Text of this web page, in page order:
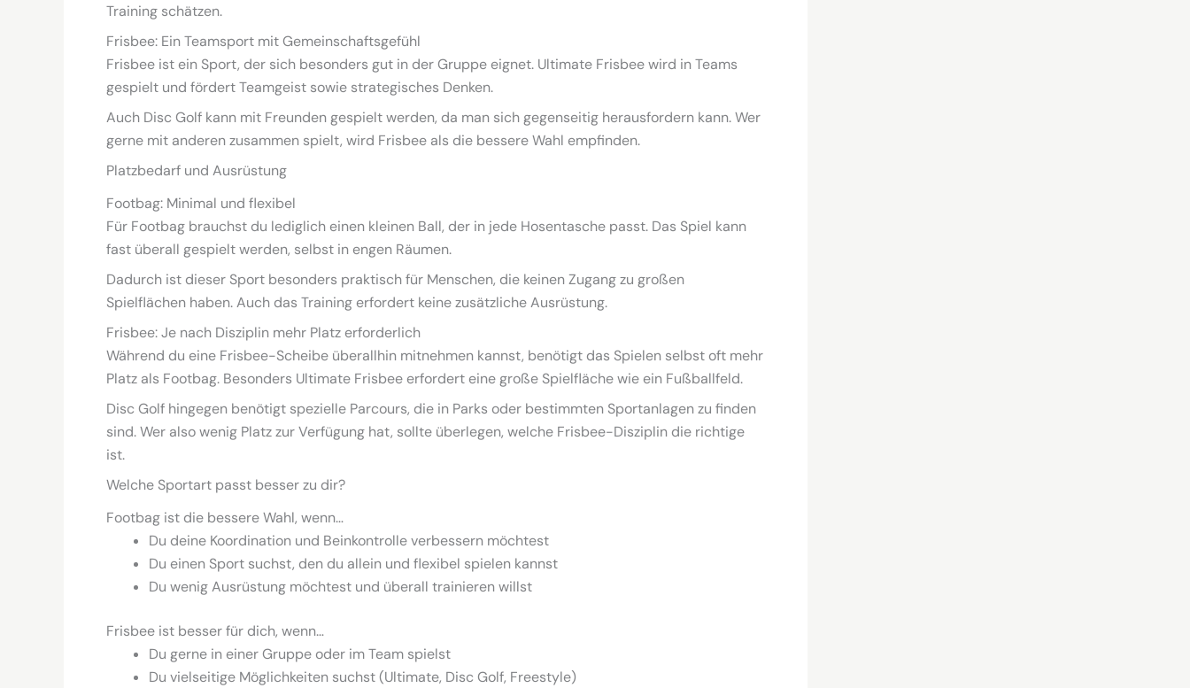
Training schätzen.
Frisbee: Ein Teamsport mit Gemeinschaftsgefühl
Frisbee ist ein Sport, der sich besonders gut in der Gruppe eignet. Ultimate Frisbee wird in Teams
gespielt und fördert Teamgeist sowie strategisches Denken.
Auch Disc Golf kann mit Freunden gespielt werden, da man sich gegenseitig herausfordern kann. Wer
gerne mit anderen zusammen spielt, wird Frisbee als die bessere Wahl empfinden.
Platzbedarf und Ausrüstung
Footbag: Minimal und flexibel
Für Footbag brauchst du lediglich einen kleinen Ball, der in jede Hosentasche passt. Das Spiel kann
fast überall gespielt werden, selbst in engen Räumen.
Dadurch ist dieser Sport besonders praktisch für Menschen, die keinen Zugang zu großen
Spielflächen haben. Auch das Training erfordert keine zusätzliche Ausrüstung.
Frisbee: Je nach Disziplin mehr Platz erforderlich
Während du eine Frisbee-Scheibe überallhin mitnehmen kannst, benötigt das Spielen selbst oft mehr
Platz als Footbag. Besonders Ultimate Frisbee erfordert eine große Spielfläche wie ein Fußballfeld.
Disc Golf hingegen benötigt spezielle Parcours, die in Parks oder bestimmten Sportanlagen zu finden
sind. Wer also wenig Platz zur Verfügung hat, sollte überlegen, welche Frisbee-Disziplin die richtige
ist.
Welche Sportart passt besser zu dir?
Footbag ist die bessere Wahl, wenn…
Du deine Koordination und Beinkontrolle verbessern möchtest
Du einen Sport suchst, den du allein und flexibel spielen kannst
Du wenig Ausrüstung möchtest und überall trainieren willst
Frisbee ist besser für dich, wenn…
Du gerne in einer Gruppe oder im Team spielst
Du vielseitige Möglichkeiten suchst (Ultimate, Disc Golf, Freestyle)